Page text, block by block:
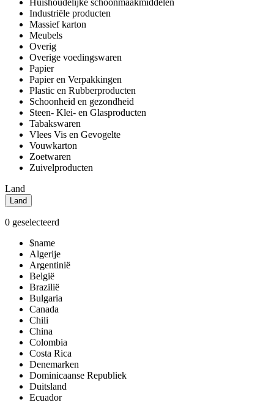
Industriële producten
Massief karton
Meubels
Overig
Overige voedingswaren
Papier
Papier en Verpakkingen
Plastic en Rubberproducten
Schoonheid en gezondheid
Steen- Klei- en Glasproducten
Tabakswaren
Vlees Vis en Gevogelte
Vouwkarton
Zoetwaren
Zuivelproducten
Land
Land
0 geselecteerd
$name
Algerije
Argentinië
België
Brazilië
Bulgaria
Canada
Chili
China
Colombia
Costa Rica
Denemarken
Dominicaanse Republiek
Duitsland
Ecuador